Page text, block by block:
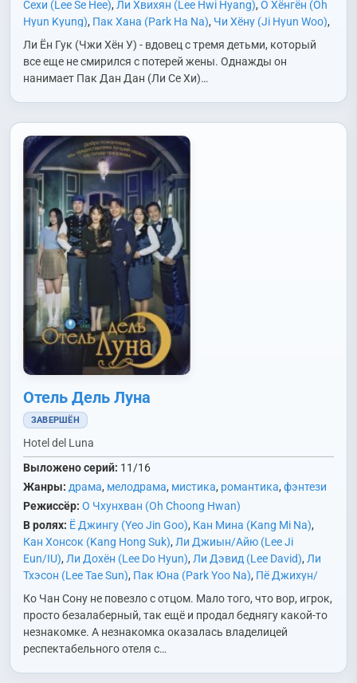
Сехи (Lee Se Hee), Ли Хвихян (Lee Hwi Hyang), О Хёнгён (Oh
Hyun Kyung), Пак Хана (Park Ha Na), Чи Хёну (Ji Hyun Woo),
Чха Хваён (Cha Hwa Yeon)
Чхве Мёнбин (Choi Myung Bin)
Юн Джини (Yoon Jin Yi)
Ли Ён Гук (Чжи Хён У) - вдовец с тремя детьми, который
все еще не смирился с потерей жены. Однажды он
нанимает Пак Дан Дан (Ли Се Хи)…
Отель Дель Луна
ЗАВЕРШЁН
Hotel del Luna
Выложено серий: 11/16
Жанры: драма, мелодрама, мистика, романтика,фэнтези
Режиссёр: О Чхунхван (Oh Choong Hwan)
В ролях: Ё Джингу (Yeo Jin Goo), Кан Мина (Kang Mi Na),
Кан Хонсок (Kang Hong Suk), Ли Джиын/Айю (Lee Ji
Eun/IU), Ли Дохён (Lee Do Hyun), Ли Дэвид (Lee David), Ли
Тхэсон (Lee Tae Sun), Пак Юна (Park Yoo Na), Пё Джихун/
ПиО (Pyo Ji Hoon/P.O)
Пэ Хэсон (Bae Hae Sun)
Джонгын (Shin Jung Geun)
Со Исук (Seo Yi Sook)
Чо Ара
(Jo Ah Ra)
Чо Хёнчхоль (Cho Hyun Chul)
Ко Чан Сону не повезло с отцом. Мало того, что вор, игрок,
просто безалаберный, так ещё и продал беднягу какой-то
незнакомке. А незнакомка оказалась владелицей
респектабельного отеля с…